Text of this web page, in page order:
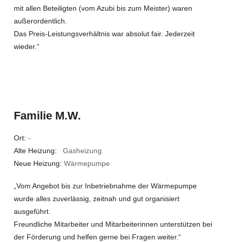
mit allen Beteiligten (vom Azubi bis zum Meister) waren
außerordentlich.
Das Preis-Leistungsverhältnis war absolut fair. Jederzeit
wieder.“
Familie M.W.
Ort: -
Alte Heizung: Gasheizung
Neue Heizung: Wärmepumpe
„Vom Angebot bis zur Inbetriebnahme der Wärmepumpe
wurde alles zuverlässig, zeitnah und gut organisiert
ausgeführt.
Freundliche Mitarbeiter und Mitarbeiterinnen unterstützen bei
der Förderung und helfen gerne bei Fragen weiter.“